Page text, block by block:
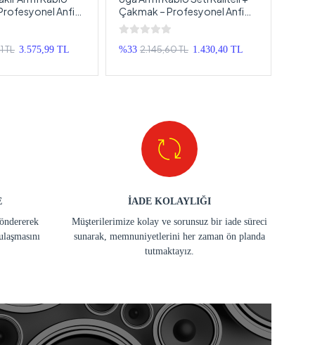
Anfi
TL 3.575,99 TL
Çakmak – Profesyonel Anfi
Kablosu Seti 8ga
%33 2.145,60 TL 1.430,40 TL
İADE KOLAYLIĞI
Müşterilerimize kolay ve sorunsuz bir iade süreci
sunarak, memnuniyetlerini her zaman ön planda
tutmaktayız.